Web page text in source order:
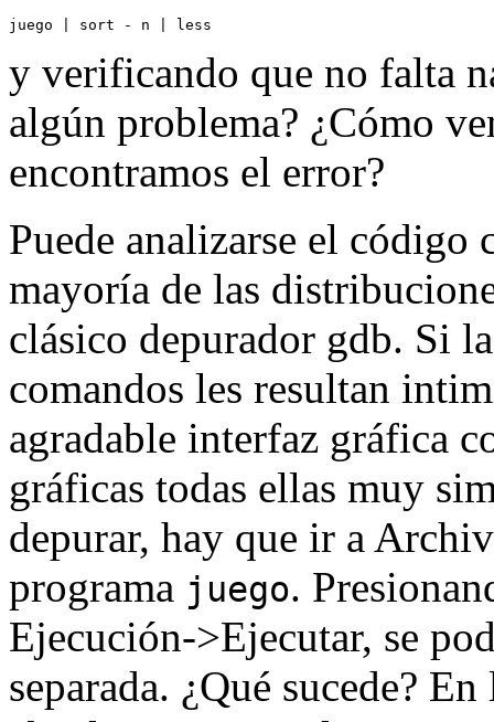
y verificando que no falta
algún problema? ¿Cómo
encontramos el error?
Puede analizarse el código
mayoría de las
clásico depurador gdb. Si
comandos les resultan
agradable interfaz gráfica
gráficas todas ellas muy
depurar, hay que ir a
programa juego.
Ejecución->Ejecutar, se
separada. ¿Qué sucede?